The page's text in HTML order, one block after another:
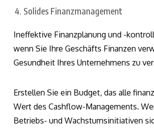
Solides Finanzmanagement
Ineffektive Finanzplanung und -
wenn Sie Ihre Geschäfts Finanzen
Gesundheit Ihres Unternehmens zu
Erstellen Sie ein Budget, das alle
Wert des Cashflow-Managements.
Betriebs- und Wachstumsinitiativen